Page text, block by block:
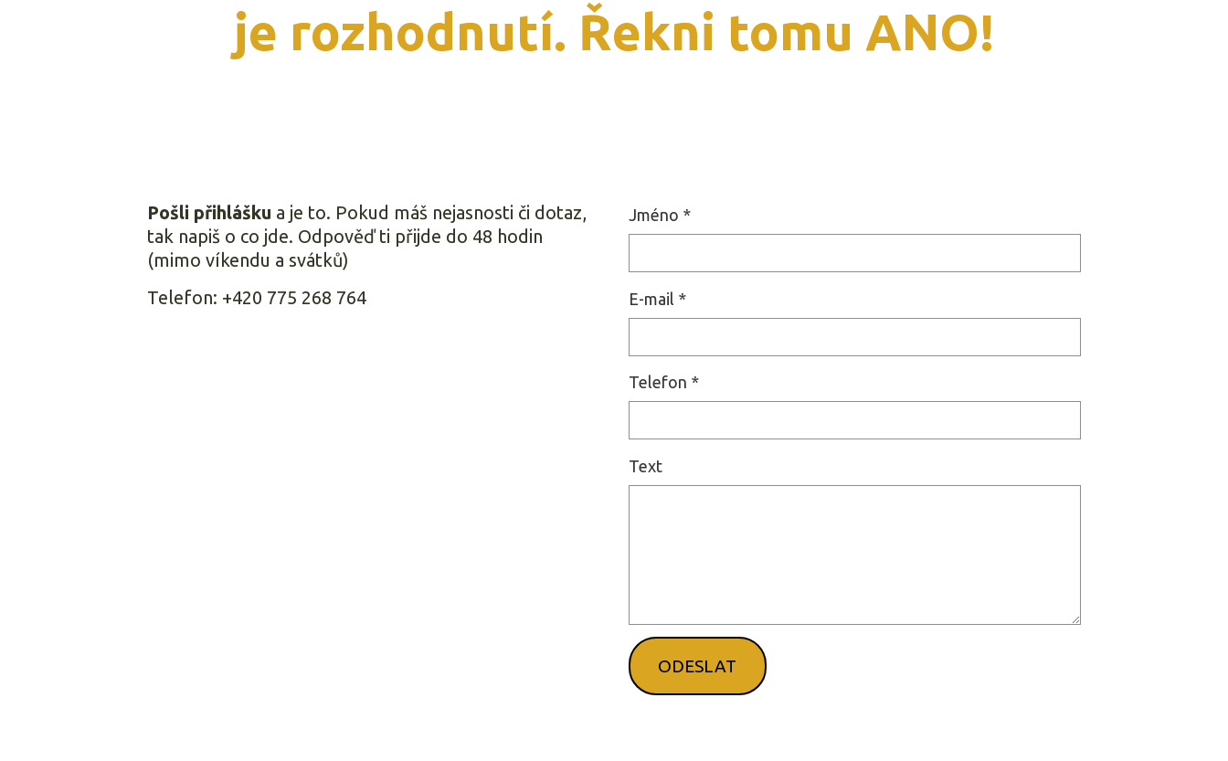
je rozhodnutí. Řekni tomu ANO!
Pošli přihlášku a je to. Pokud máš nejasnosti či dotaz,
tak napiš o co jde. Odpověď ti přijde do 48 hodin
(mimo víkendu a svátků)
Telefon: +420 775 268 764
Jméno *
E-mail *
Telefon *
Text
ODESLAT